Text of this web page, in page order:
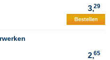
3,29
Bestellen
2,65